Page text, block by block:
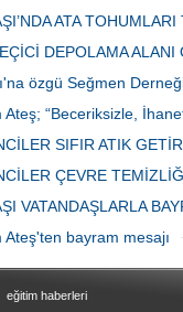
ATA
DEPOLAMA ALANI
özgü Seğmen
Ateş; “Beceriksizle,
SIFIR ATIK
ÇEVRE
VATANDAŞLARLA
Ateş'ten bayram mesajı
eğitim haberleri